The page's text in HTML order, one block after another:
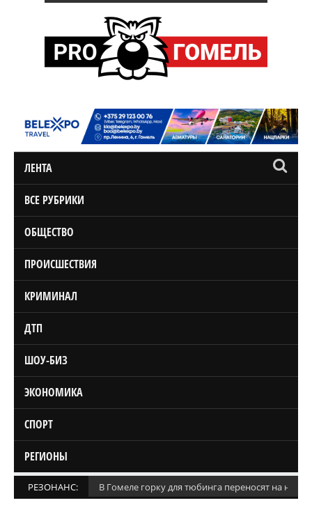
ЛЕНТА
ВСЕ РУБРИКИ
ОБЩЕСТВО
ПРОИСШЕСТВИЯ
КРИМИНАЛ
ДТП
ШОУ-БИЗ
ЭКОНОМИКА
СПОРТ
РЕГИОНЫ
РЕЗОНАНС: В Гомеле горку для тюбинга переносят на